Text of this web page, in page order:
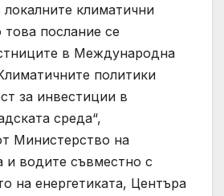
локалните климатични
послание се
в Международна
политики
за инвестиции в
среда“,
Министерство на
и водите съвместно с
на енергетиката, Центъра